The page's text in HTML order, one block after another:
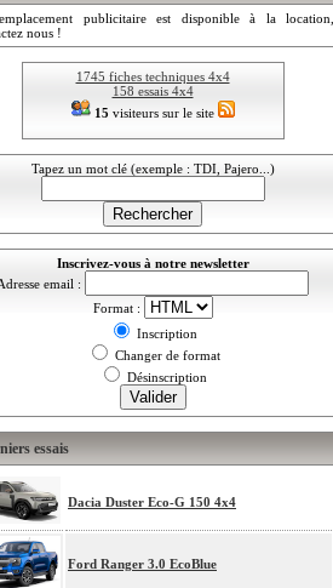
publicitaire est disponible à la location,
nous !
1745 fiches techniques 4x4
158 essais 4x4
15 visiteurs sur le site
Tapez un mot clé (exemple : TDI, Pajero...)
Inscrivez-vous à notre newsletter
email :
Format :
Inscription
Changer de format
Désinscription
essais
Dacia Duster Eco-G 150 4x4
Ford Ranger 3.0 EcoBlue